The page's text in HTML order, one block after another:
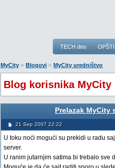
TECH deo
MyCity » Blogovi » MyCity uredništvo
Blog korisnika MyCity
Prelazak MyCity
21 Sep 2007 22:22
U toku noći mogući su prekidi u radu
server.
U ranim jutarnjim satima bi trebalo sve